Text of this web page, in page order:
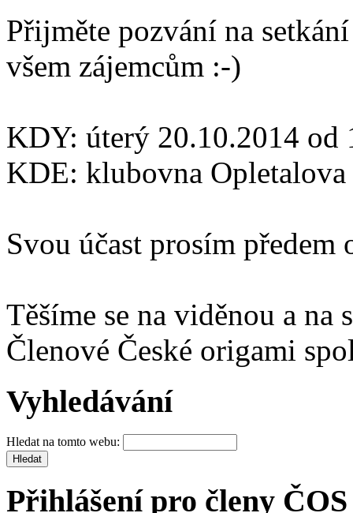
Přijměte pozvání na
všem zájemcům :-)
KDY: úterý 20.10.2014 od
KDE: klubovna Opletalova
Svou účast prosím
Těšíme se na viděnou a na
Členové České origami
Vyhledávání
Hledat na tomto webu:
Přihlášení pro členy ČOS